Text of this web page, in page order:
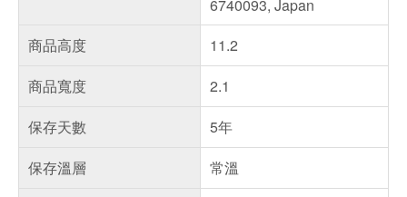
6740093, Japan
商品高度
11.2
商品寬度
2.1
保存天數
5年
保存溫層
常溫